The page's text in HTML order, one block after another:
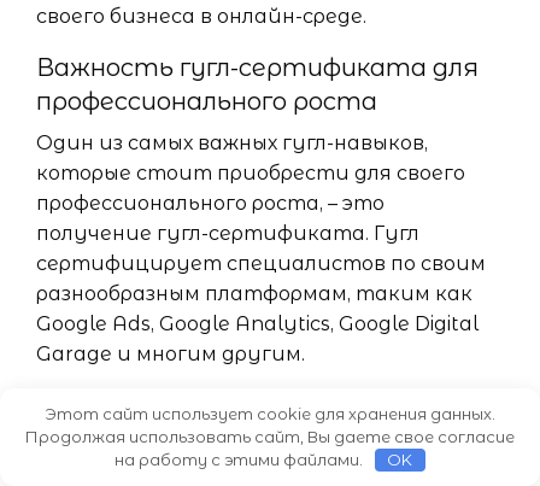
своего бизнеса в онлайн-среде.
Важность гугл-сертификата для
профессионального роста
Один из самых важных гугл-навыков,
которые стоит приобрести для своего
профессионального роста, – это
получение гугл-сертификата. Гугл
сертифицирует специалистов по своим
разнообразным платформам, таким как
Google Ads, Google Analytics, Google Digital
Garage и многим другим.
Получение гугл-сертификата даёт
несколько значительных преимуществ:
Этот сайт использует cookie для хранения данных.
Продолжая использовать сайт, Вы даете свое согласие
на работу с этими файлами.
OK